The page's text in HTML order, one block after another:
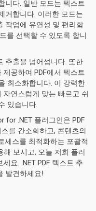
니다. 일반 모드는 텍스트
거합니다. 이러한 모드는
작업에 유연성 및 편리함
를 선택할 수 있도록 합니
추출을 넘어섭니다. 또한
공하여 PDF에서 텍스트
최소화합니다. 이 강력한
자연스럽게 맞는 빠르고 쉬
있습니다.
for .NET 플러그인은 PDF
를 간소화하고, 콘텐츠의
세스를 최적화하는 포괄적
해 보시고, 오늘 저희 플러
요. .NET PDF 텍스트 추
발견하세요!